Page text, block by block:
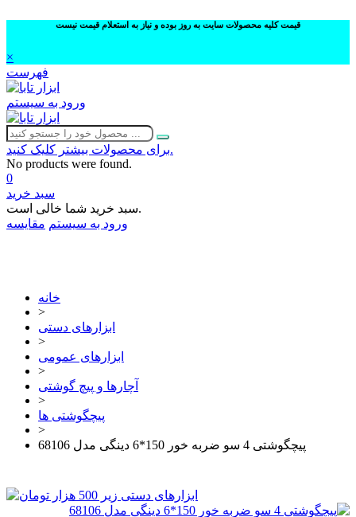
قیمت کلیه محصولات سایت به روز بوده و نیاز به استعلام قیمت نیست
×
فهرست
ورود به سیستم
برای محصولات بیشتر کلیک کنید.
No products were found.
0
سبد خرید
سبد خرید شما خالی است.
ورود به سیستم مقایسه
خانه
>
ابزارهای دستی
>
ابزارهای عمومی
>
آچارها و پیچ گوشتی
>
پیچگوشتی ها
>
پیچگوشتی 4 سو ضربه خور 150*6 دینگی مدل 68106